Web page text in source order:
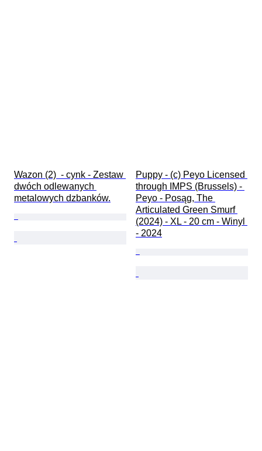
Wazon (2)  - cynk - Zestaw
dwóch odlewanych
metalowych dzbanków.
Puppy - (c) Peyo Licensed
through IMPS (Brussels) -
Peyo - Posąg, The
Articulated Green Smurf
(2024) - XL - 20 cm - Winyl
- 2024